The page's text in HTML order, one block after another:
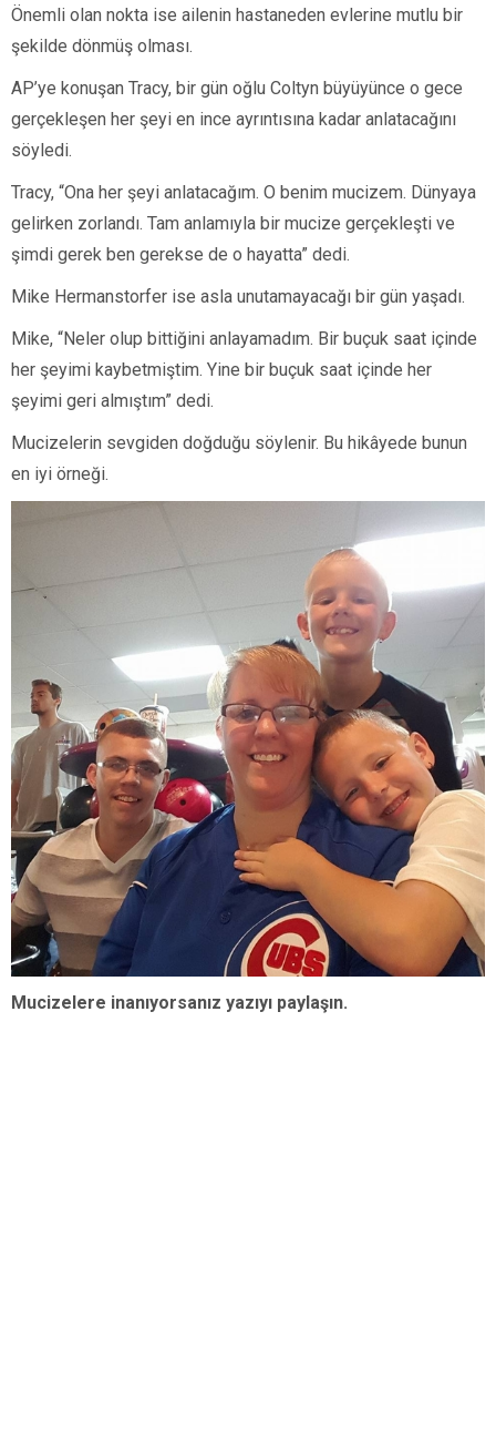
Önemli olan nokta ise ailenin hastaneden evlerine mutlu bir
şekilde dönmüş olması.
AP’ye konuşan Tracy, bir gün oğlu Coltyn büyüyünce o gece
gerçekleşen her şeyi en ince ayrıntısına kadar anlatacağını
söyledi.
Tracy, “Ona her şeyi anlatacağım. O benim mucizem. Dünyaya
gelirken zorlandı. Tam anlamıyla bir mucize gerçekleşti ve
şimdi gerek ben gerekse de o hayatta” dedi.
Mike Hermanstorfer ise asla unutamayacağı bir gün yaşadı.
Mike, “Neler olup bittiğini anlayamadım. Bir buçuk saat içinde
her şeyimi kaybetmiştim. Yine bir buçuk saat içinde her
şeyimi geri almıştım” dedi.
Mucizelerin sevgiden doğduğu söylenir. Bu hikâyede bunun
en iyi örneği.
Mucizelere inanıyorsanız yazıyı paylaşın.